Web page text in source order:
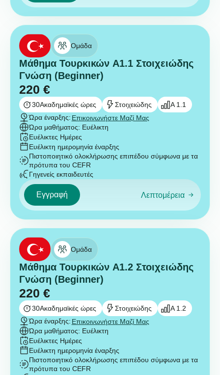
Ομάδα
Μάθημα Τουρκικών A1.1 Στοιχειώδης
Γνώση (Beginner)
220 €
30Ακαδημαϊκές ώρες Στοιχειώδης
A 1.1
Ώρα έναρξης: Επικοινωνήστε Μαζί Μας
Ώρα μαθήματος: Ευέλικτη
Ευέλικτες Ημέρες
Ευέλικτη ημερομηνία έναρξης
Πιστοποιητικό ολοκλήρωσης επιπέδου σύμφωνα με τα
πρότυπα του CEFR
Γηγενείς εκπαιδευτές
Εγγραφή Λεπτομέρεια
Ομάδα
Μάθημα Τουρκικών A1.2 Στοιχειώδης
Γνώση (Beginner)
220 €
30Ακαδημαϊκές ώρες Στοιχειώδης
A 1.2
Ώρα έναρξης: Επικοινωνήστε Μαζί Μας
Ώρα μαθήματος: Ευέλικτη
Ευέλικτες Ημέρες
Ευέλικτη ημερομηνία έναρξης
Πιστοποιητικό ολοκλήρωσης επιπέδου σύμφωνα με τα
πρότυπα του CEFR